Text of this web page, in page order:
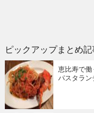
ピックアップまとめ記
恵比寿で働
パスタラン